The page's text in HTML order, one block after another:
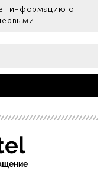
информацию о